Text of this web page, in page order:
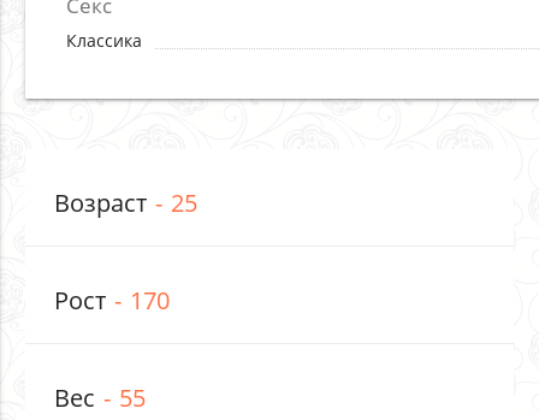
Классика
Возраст 25
Рост 170
Вес 55